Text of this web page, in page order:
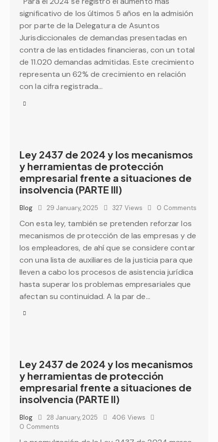
significativo de los últimos 5 años en la admisión
por parte de la Delegatura de Asuntos
Jurisdiccionales de demandas presentadas en
contra de las entidades financieras, con un total
de 11.020 demandas admitidas. Este crecimiento
representa un 62% de crecimiento en relación
con la cifra registrada…
Ley 2437 de 2024 y los mecanismos
y herramientas de protección
empresarial frente a situaciones de
insolvencia (PARTE III)
Blog 29 January, 2025 327 Views 0 Comments
Con esta ley, también se pretenden reforzar los
mecanismos de protección de las empresas y de
los empleadores, de ahí que se considere contar
con una lista de auxiliares de la justicia para que
lleven a cabo los procesos de asistencia jurídica
hasta superar los problemas empresariales que
afectan su continuidad. A la par de…
Ley 2437 de 2024 y los mecanismos
y herramientas de protección
empresarial frente a situaciones de
insolvencia (PARTE II)
Blog 28 January, 2025 406 Views
0 Comments